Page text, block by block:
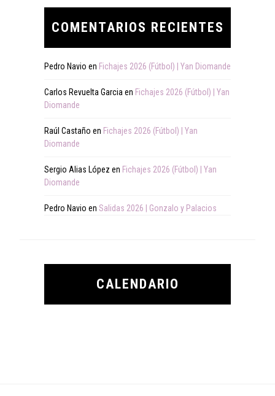
COMENTARIOS RECIENTES
Pedro Navio en Fichajes 2026 (Fútbol) | Yan Diomande
Carlos Revuelta Garcia en Fichajes 2026 (Fútbol) | Yan
Diomande
Raúl Castaño en Fichajes 2026 (Fútbol) | Yan
Diomande
Sergio Alias López en Fichajes 2026 (Fútbol) | Yan
Diomande
Pedro Navio en Salidas 2026 | Gonzalo y Palacios
CALENDARIO